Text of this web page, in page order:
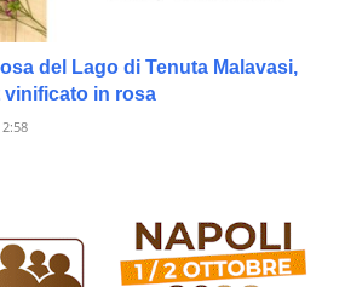
del Lago di Tenuta Malavasi,
vinificato in rosa